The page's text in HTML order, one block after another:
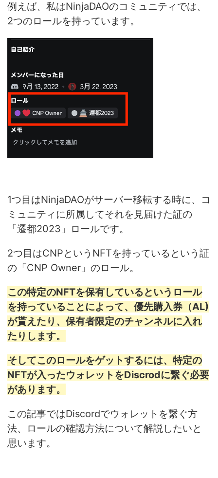
例えば、私はNinjaDAOのコミュニティでは、
2つのロールを持っています。
1つ目はNinjaDAOがサーバー移転する時に、コ
ミュニティに所属してそれを見届けた証の
「遷都2023」ロールです。
2つ目はCNPというNFTを持っているという証
の「CNP Owner」のロール。
この特定のNFTを保有しているというロール
を持っていることによって、優先購入券（AL)
が貰えたり、保有者限定のチャンネルに入れ
たりします。
そしてこのロールをゲットするには、特定の
NFTが入ったウォレットをDiscrodに繋ぐ必要
があります。
この記事ではDiscordでウォレットを繋ぐ方
法、ロールの確認方法について解説したいと
思います。